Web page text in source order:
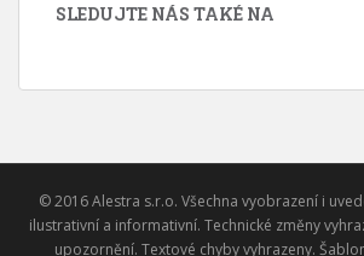
SLEDUJTE NÁS TAKÉ NA
© 2016 Alestra s.r.o. Všechna vyobrazení i
ilustrativní a informativní. Technické změny
upozornění. Textové chyby vyhrazeny.